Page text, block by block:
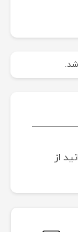
از